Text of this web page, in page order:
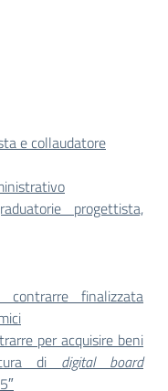
e collaudatore
progettista,
contrarre finalizzata
per acquisire beni
di digital board